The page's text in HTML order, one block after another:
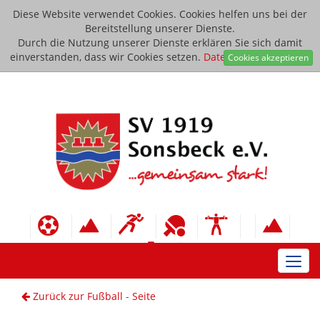
Diese Website verwendet Cookies. Cookies helfen uns bei der
Bereitstellung unserer Dienste.
Durch die Nutzung unserer Dienste erklären Sie sich damit
einverstanden, dass wir Cookies setzen. Datenschutzerklärung
Cookies akzeptieren
Zurück zur Fußball - Seite